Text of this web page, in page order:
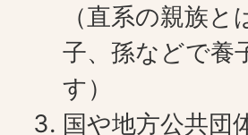
（直系の親族
子、孫などで養
す）
国や地方公共団